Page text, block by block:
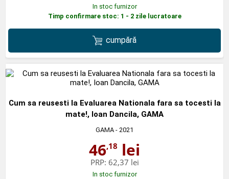
In stoc furnizor
Timp confirmare stoc: 1 - 2 zile lucratoare
cumpără
Cum sa reusesti la Evaluarea Nationala fara sa tocesti la
mate!, Ioan Dancila, GAMA
GAMA - 2021
46,18 lei
PRP: 62,37 lei
In stoc furnizor